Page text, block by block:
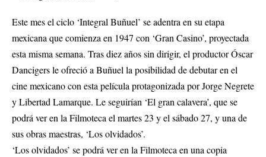
Este mes el ciclo ‘Integral Buñuel’ se adentra en su etapa
mexicana que comienza en 1947 con ‘Gran Casino’, proyectada
esta misma semana. Tras diez años sin dirigir, el productor Óscar
Dancigers le ofreció a Buñuel la posibilidad de debutar en el
cine mexicano con esta película protagonizada por Jorge Negrete
y Libertad Lamarque. Le seguirían ‘El gran calavera’, que se
podrá ver en la Filmoteca el martes 23 y el sábado 27, y una de
sus obras maestras, ‘Los olvidados’.
‘Los olvidados’ se podrá ver en la Filmoteca en una copia